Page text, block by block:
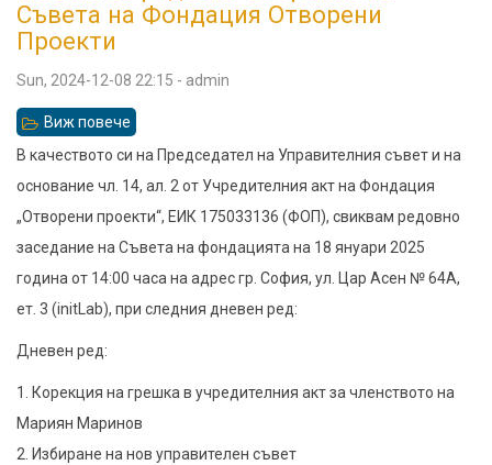
Съвета на Фондация Отворени
Проекти
Sun, 2024-12-08 22:15 - admin
Виж повече
Покана
за
редовно
събрание
на
Съвета
Отворени
Проекти
В качеството си на Председател на Управителния съвет и на
основание чл. 14, ал. 2 от Учредителния акт на Фондация
„Отворени проекти“, ЕИК 175033136 (ФОП), свиквам редовно
заседание на Съвета на фондацията на 18 януари 2025
година от 14:00 часа на адрес гр. София, ул. Цар Асен № 64А,
ет. 3 (initLab), при следния дневен ред:
Дневен ред:
1. Корекция на грешка в учредителния акт за членството на
Мариян Маринов
2. Избиране на нов управителен съвет